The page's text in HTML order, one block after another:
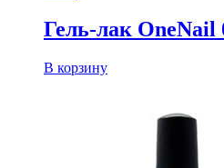
Гель-лак OneNail
В корзину